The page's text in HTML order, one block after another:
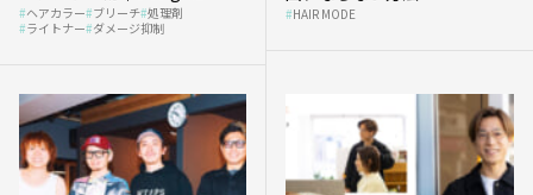
ヘアカラー ブリーチ 処理剤
ライトナー ダメージ抑制
HAIR MODE